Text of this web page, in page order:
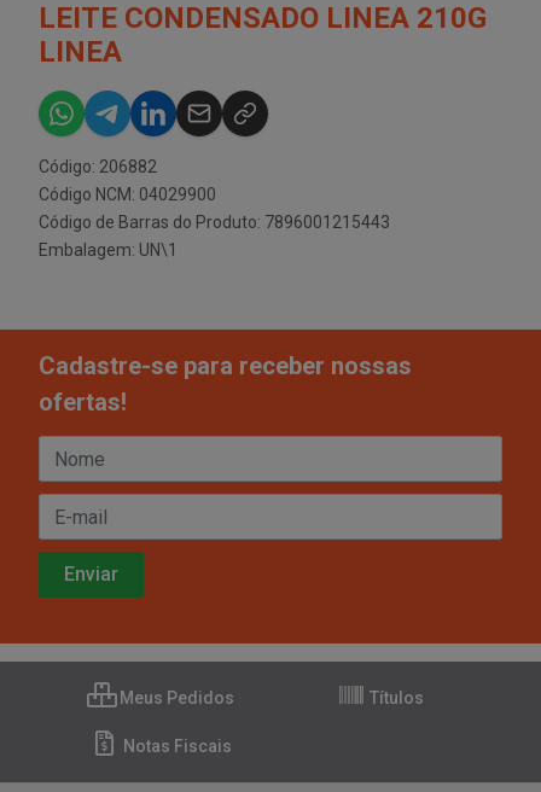
LEITE CONDENSADO LINEA 210G
LINEA
Código: 206882
Código NCM: 04029900
Código de Barras do Produto: 7896001215443
Embalagem: UN\1
Cadastre-se para receber nossas
ofertas!
Meus Pedidos Títulos
Notas Fiscais